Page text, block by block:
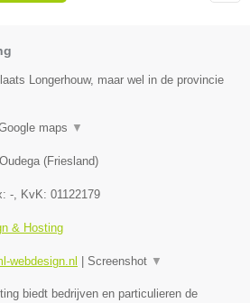
Longerhouw, maar wel in de provincie
maps ▼
Oudega(Friesland)
-, KvK: 01122179
& Hosting
webdesign.nl Screenshot ▼
biedt bedrijven en particulieren de